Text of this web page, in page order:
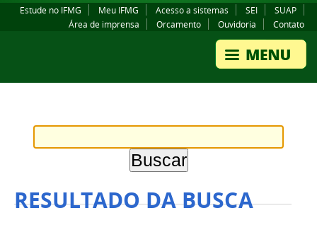
Estude no IFMG Meu IFMG Acesso a sistemas SEI
SUAP
Área de imprensa
Orcamento Ouvidoria Contato
RESULTADO DA BUSCA